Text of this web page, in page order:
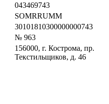
043469743
SOMRRUMM
30101810300000000743
№ 963
156000, г. Кострома, пр.
Текстильщиков, д. 46